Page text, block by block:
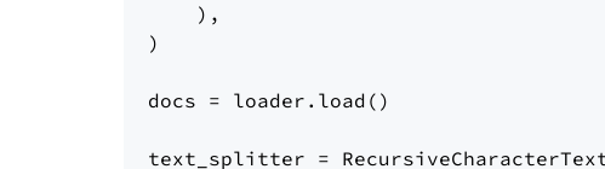
    ),
)
docs = loader.load()
text_splitter =